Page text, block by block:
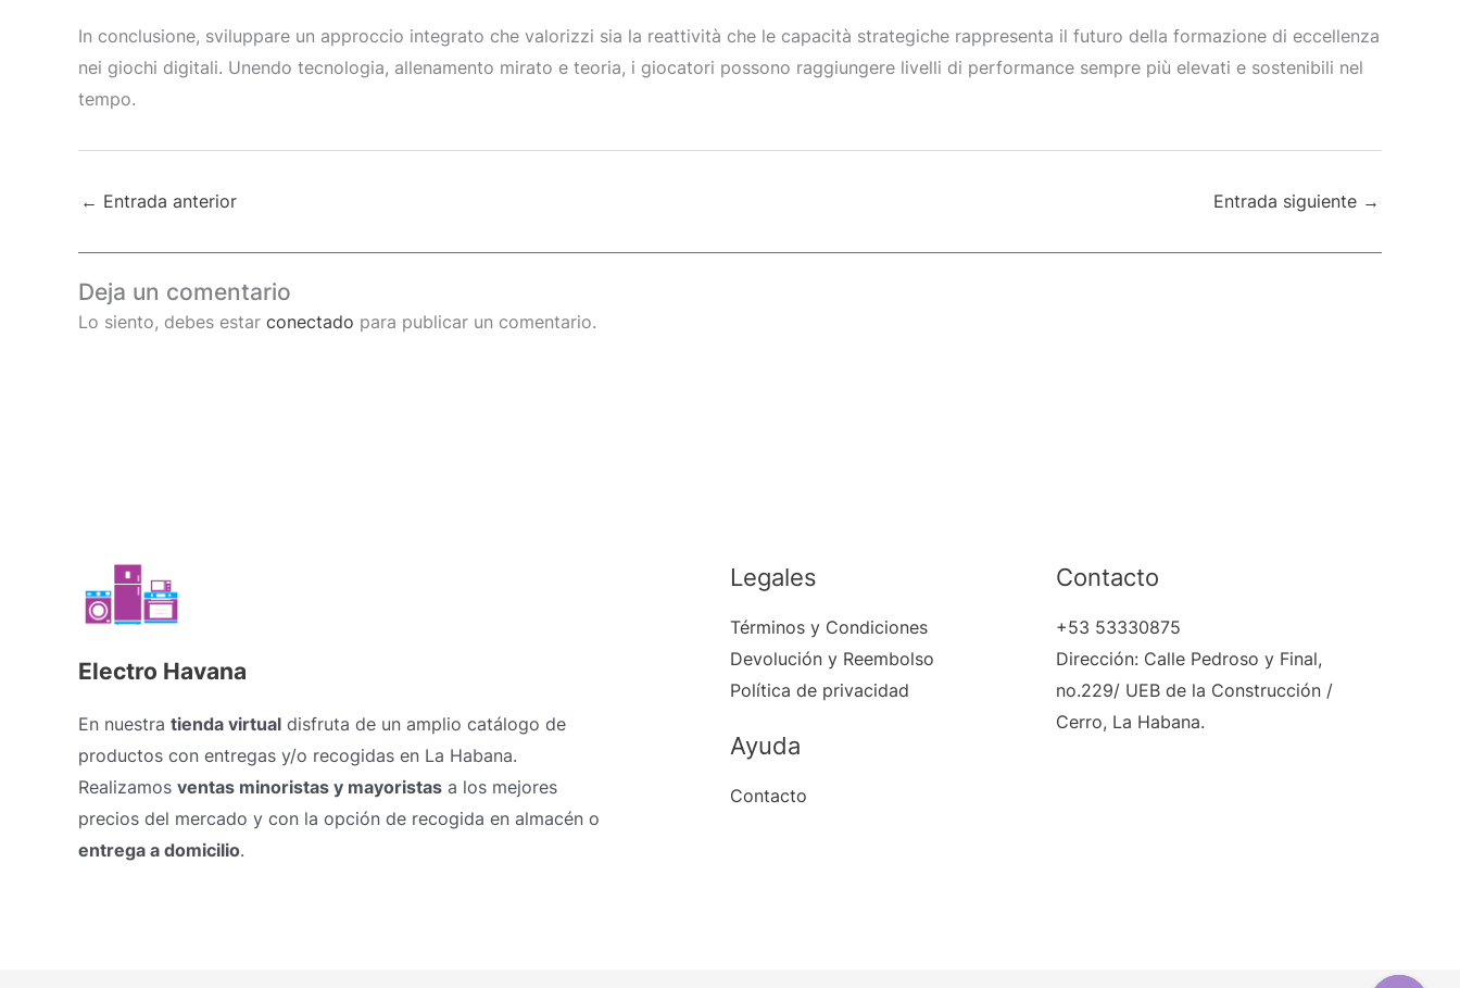
In conclusione, sviluppare un approccio integrato che valorizzi sia la reattività che le capacità strategiche rappresenta il futuro della formazione di eccellenza
nei giochi digitali. Unendo tecnologia, allenamento mirato e teoria, i giocatori possono raggiungere livelli di performance sempre più elevati e sostenibili nel
tempo.
← Entrada anterior Entrada siguiente →
Deja un comentario
Lo siento, debes estar conectado para publicar un comentario.
Electro Havana
En nuestra tienda virtual disfruta de un amplio catálogo de
productos con entregas y/o recogidas en La Habana.
Realizamos ventas minoristas y mayoristas a los mejores
precios del mercado y con la opción de recogida en almacén o
entrega a domicilio.
Legales
Términos y Condiciones
Devolución y Reembolso
Política de privacidad
Ayuda
Contacto
Contacto
+53 53330875
Dirección: Calle Pedroso y Final,
no.229/ UEB de la Construcción /
Cerro, La Habana.